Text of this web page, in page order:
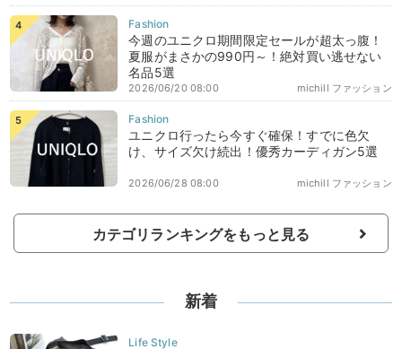
今週のユニクロ期間限定セールが超太っ腹！
夏服がまさかの990円～！絶対買い逃せない
名品5選
michill ファッション
2026/06/20 08:00
ユニクロ行ったら今すぐ確保！すでに色欠
け、サイズ欠け続出！優秀カーディガン5選
michill ファッション
2026/06/28 08:00
カテゴリランキングをもっと見る
新着